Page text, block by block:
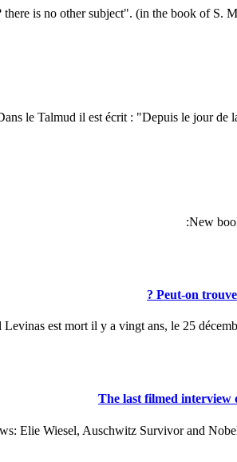
is no other subject". (in the book of S.
le Talmud il est écrit : "Depuis le jour de la
New
Peut-on
est mort il y a vingt ans, le 25
The last filmed interview
Elie Wiesel, Auschwitz Survivor and